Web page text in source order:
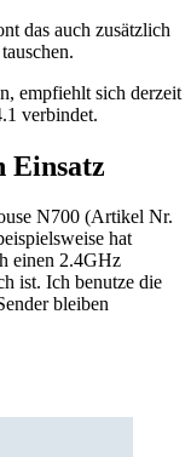
das auch zusätzlich
empfiehlt sich derzeit
verbindet.
Einsatz
N700 (Artikel Nr.
hat
einen 2.4GHz
ist. Ich benutze die
bleiben